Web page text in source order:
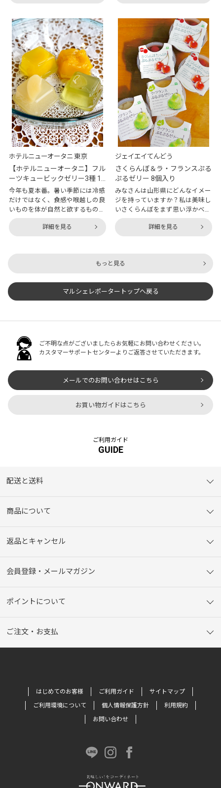
す。出来合いのものはあまり買わ
ない主義ですが、これだけは別。
それが私がイベリコ豚を食べた最
初の体験でした。当時イベリコ豚
のことはよく知りませんでし
た。“どんぐりだけを食べている
普通の豚より美味しい豚”程度の
知識しかなく、急に表舞台に出て
きた豚肉という印象でした。それ
も当然といえば当然。日本で加工
していないイベリコ豚を輸入でき
るようになったのは200
が、家庭ではペーパードリップで
淹れている方も多いはず。私もそ
の一人です。飲んでいる時間はも
ちろん、気分に合わせてコーヒー
豆を選ぶのも楽しみのひとつです
よね。今回は、いつもお取り寄せ
をしているオンワード・マルシェ
で気になるコーヒー豆を見つけた
ので、早速試してみることにしま
した。『フジヤマコーヒーロース
ター』の「あっさり＆しっかり金
魚ちょうちんブレンド」です。
ホテルニューオータニ 東京
【ホテルニューオータニ】フル
ーツキュービックゼリー3種 14
個入り
今年も夏本番。暑い季節には冷感
だけではなく、食感や喉越しの良
いものを体が自然と欲するもので
きた時、冷蔵庫に美味しいデザー
ルーツキュービックゼリー4種セ
ーオータニ』が提供しているこち
らのゼリーは、1個50グラムとい
う小さめの四角いゼリーで、ぶど
り。贈答用にも最適です。ゼリー
の中にフルーツのシロップ漬けが
入っているの
詳細を見る
ジェイエイてんどう
さくらんぼ＆ラ・フランスぷる
ぷるゼリー 8個入り
みなさんは山形県にどんなイメー
ジを持っていますか？私は美味し
いさくらんぼをまず思い浮かべま
イメージです。ほかにもぶどうや
泉で有名な天童市は、果物、お
す。今回はその天童市にある『ジ
ェイエイてんどう』が提供する
「さくらんぼ＆ラ・フランスぷる
の人々をハッピーにしたい」とい
う想いから、豊かな自然の中で育
詳細を見る
もっと見る
マルシェレポータートップへ戻る
ご不明な点がございましたらお気軽にお問い合わせください。
カスタマーサポートセンターよりご返答させていただきます。
メールでのお問い合わせはこちら
お買い物ガイドはこちら
ご利用ガイド
GUIDE
配送と送料
商品について
返品とキャンセル
会員登録・メールマガジン
ポイントについて
ご注文・お支払
はじめてのお客様 ご利用ガイド
サイトマップ
ご利用環境について
個人情報保護方針
利用規約
お問い合わせ